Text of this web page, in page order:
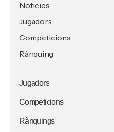
Noticies
Jugadors
Competicions
Rànquing
Jugadors
Competicions
Rànquings